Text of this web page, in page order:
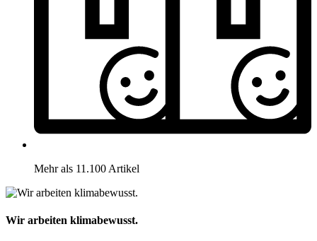
Mehr als 11.100 Artikel
Wir arbeiten klimabewusst.